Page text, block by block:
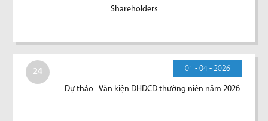
Shareholders
24 01 - 04 - 2026
Dự thảo - Văn kiện ĐHĐCĐ thường niên năm 2026